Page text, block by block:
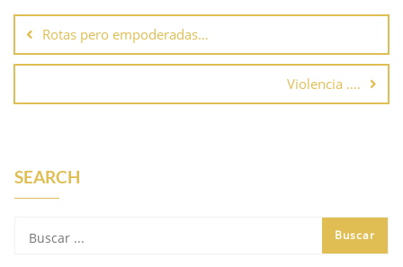
Rotas pero empoderadas…
Violencia ….
SEARCH